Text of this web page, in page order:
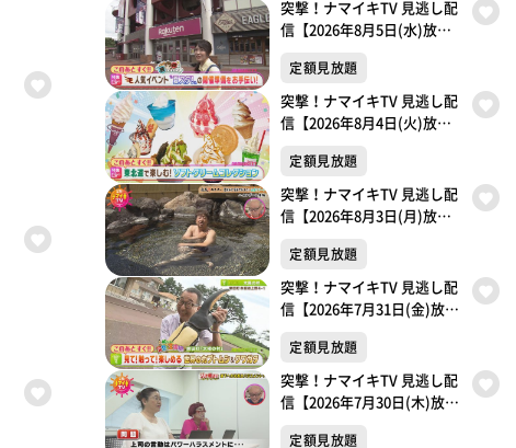
突撃！ナマイキTV 見逃し配
信【2026年8月5日(水)放送
定額見放題
突撃！ナマイキTV 見逃し配
信【2026年8月4日(火)放送
定額見放題
突撃！ナマイキTV 見逃し配
信【2026年8月3日(月)放送
定額見放題
突撃！ナマイキTV 見逃し配
信【2026年7月31日(金)放送
定額見放題
突撃！ナマイキTV 見逃し配
信【2026年7月30日(木)放送
定額見放題